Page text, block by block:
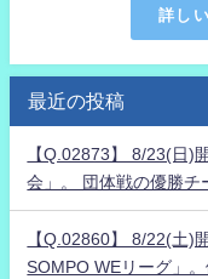
詳し
最近の投稿
【Q.02873】 8/23(日)
会」。 団体戦の優勝チ
【Q.02860】 8/22(土)
SOMPO WEリーグ」